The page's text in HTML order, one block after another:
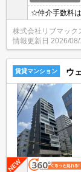
☆仲介手数料
能など人気の
安心です☆便
株式会社リブマック
情報更新日 2026/08/
賃貸マンション ウ